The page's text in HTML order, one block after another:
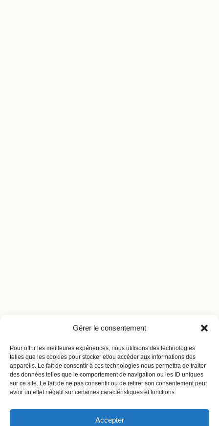
Gérer le consentement
Pour offrir les meilleures expériences, nous utilisons des technologies
telles que les cookies pour stocker et/ou accéder aux informations des
appareils. Le fait de consentir à ces technologies nous permettra de traiter
des données telles que le comportement de navigation ou les ID uniques
sur ce site. Le fait de ne pas consentir ou de retirer son consentement peut
avoir un effet négatif sur certaines caractéristiques et fonctions.
Accepter